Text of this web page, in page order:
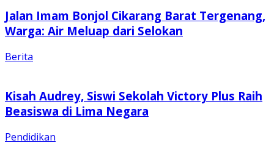
Jalan Imam Bonjol Cikarang Barat Tergenang,
Warga: Air Meluap dari Selokan
Berita
Kisah Audrey, Siswi Sekolah Victory Plus Raih
Beasiswa di Lima Negara
Pendidikan